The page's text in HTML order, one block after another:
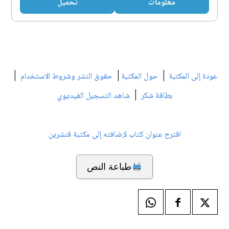
معلومات تحميل
عودة إلى المكتبة | حول المكتبة | حقوق النشر وشروط الاستخدام |
بطاقة شكر| شاهد التسجيل الفيديوي
اقترح عنوان كتاب لإضافته إلى مكتبة قنشرين
طباعة النص